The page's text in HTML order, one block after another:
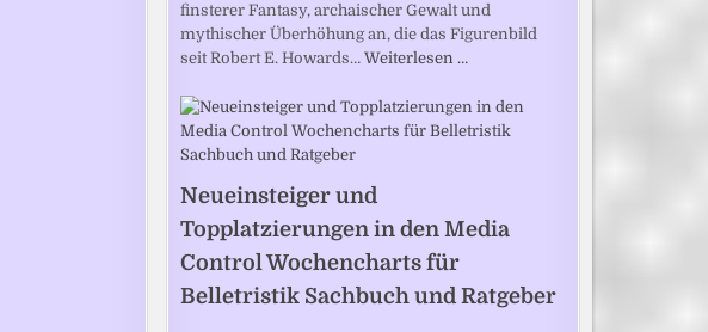
finsterer Fantasy, archaischer Gewalt und
mythischer Überhöhung an, die das Figurenbild
seit Robert E. Howards… Weiterlesen …
Neueinsteiger und
Topplatzierungen in den Media
Control Wochencharts für
Belletristik Sachbuch und Ratgeber